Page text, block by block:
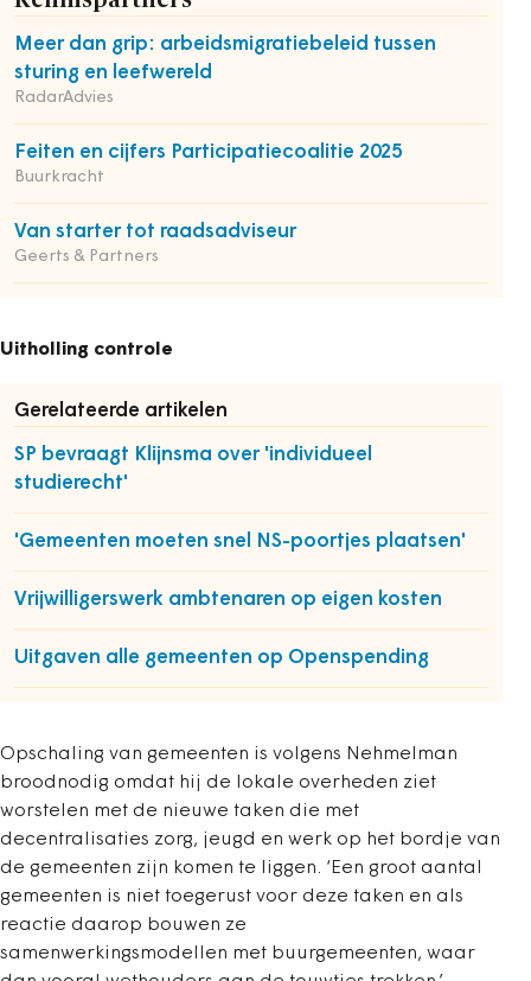
Meer dan grip: arbeidsmigratiebeleid tussen
sturing en leefwereld
RadarAdvies
Feiten en cijfers Participatiecoalitie 2025
Buurkracht
Van starter tot raadsadviseur
Geerts & Partners
Uitholling controle
Gerelateerde artikelen
SP bevraagt Klijnsma over 'individueel
studierecht'
'Gemeenten moeten snel NS-poortjes plaatsen'
Vrijwilligerswerk ambtenaren op eigen kosten
Uitgaven alle gemeenten op Openspending
Opschaling van gemeenten is volgens Nehmelman
broodnodig omdat hij de lokale overheden ziet
worstelen met de nieuwe taken die met
decentralisaties zorg, jeugd en werk op het bordje van
de gemeenten zijn komen te liggen. ‘Een groot aantal
gemeenten is niet toegerust voor deze taken en als
reactie daarop bouwen ze
samenwerkingsmodellen met buurgemeenten, waar